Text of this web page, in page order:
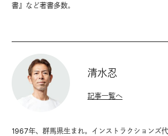
書』など著書多数。
清水忍
1967年、群馬県生まれ。インストラクションズ
記事一覧へ